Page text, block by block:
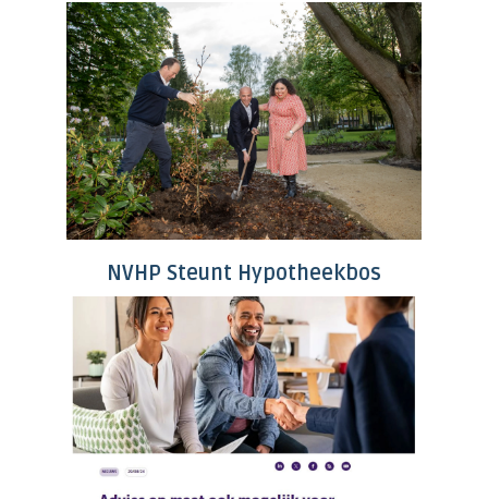
NVHP Steunt Hypotheekbos